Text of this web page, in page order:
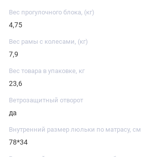
Вес прогулочного блока, (кг)
4,75
Вес рамы с колесами, (кг)
7,9
Вес товара в упаковке, кг
23,6
Ветрозащитный отворот
да
Внутренний размер люльки по матрасу, см
78*34